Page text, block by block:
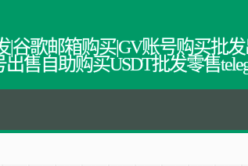
|谷歌邮箱购买|GV账号购买批
出售自助购买USDT批发零售